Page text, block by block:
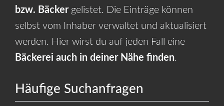
bzw. Bäckergelistet. Die Einträge können
selbst vom Inhaber verwaltet und aktualisiert
werden. Hier wirst du auf jeden Fall eine
Bäckerei auch in deiner Nähe finden.
Häufige Suchanfragen